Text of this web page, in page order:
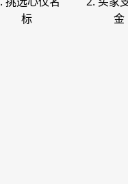
标
金